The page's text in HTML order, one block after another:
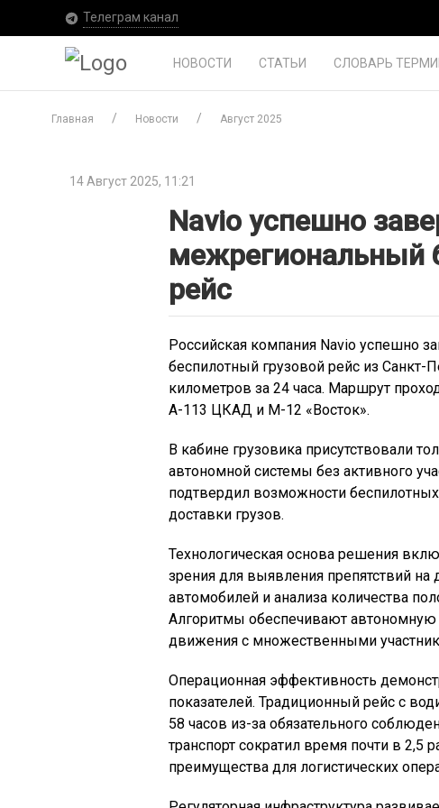
Телеграм канал
НОВОСТИ СТАТЬИ СЛОВАРЬ
Главная Новости Август 2025
14 Август 2025, 11:21
Navio успешно
межрегиональный
рейс
Российская компания Navio успешно
беспилотный грузовой рейс из Санкт-
километров за 24 часа. Маршрут
А-113 ЦКАД и М-12 «Восток».
В кабине грузовика присутствовали
автономной системы без активного
подтвердил возможности
доставки грузов.
Технологическая основа решения
зрения для выявления препятствий
автомобилей и анализа количества
Алгоритмы обеспечивают
движения с множественными
Операционная эффективность
показателей. Традиционный рейс с
58 часов из-за обязательного
транспорт сократил время почти в 2,5
преимущества для логистических